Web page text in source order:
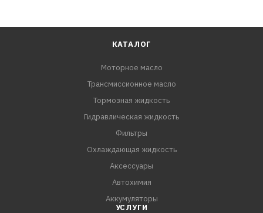
КАТАЛОГ
Моторное масло
Трансмиссионное масло
Тормозная жидкость
Гидравлическая жидкость
Фильтры
Охлаждающая жидкость
Аксессуары
Автохимия
Аккумуляторы
УСЛУГИ